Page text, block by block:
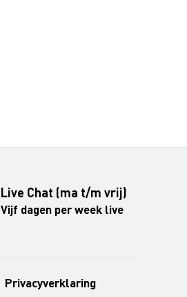
Live Chat (ma t/m vrij)
Vijf dagen per week live
Privacyverklaring